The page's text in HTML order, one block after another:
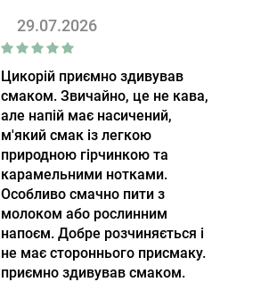
29.07.2026
Цикорій приємно здивував
смаком. Звичайно, це не кава,
але напій має насичений,
м'який смак із легкою
природною гірчинкою та
карамельними нотками.
Особливо смачно пити з
молоком або рослинним
напоєм. Добре розчиняється і
не має стороннього присмаку.
приємно здивував смаком.